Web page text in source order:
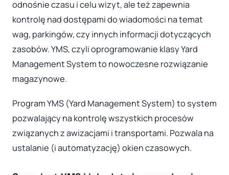
odnośnie czasu i celu wizyt, ale też zapewnia
kontrolę nad dostępami do wiadomości na temat
wag, parkingów, czy innych informacji dotyczących
zasobów. YMS, czyli oprogramowanie klasy Yard
Management System to nowoczesne rozwiązanie
magazynowe.
Program YMS (Yard Management System) to system
pozwalający na kontrolę wszystkich procesów
związanych z awizacjami i transportami. Pozwala na
ustalanie (i automatyzację) okien czasowych.